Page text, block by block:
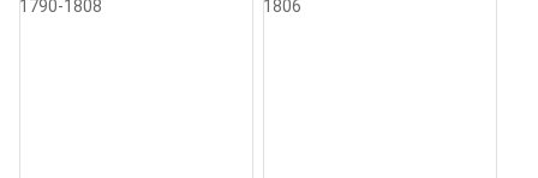
Grundstücke, den
1790-1808
Grundstücke und
1806